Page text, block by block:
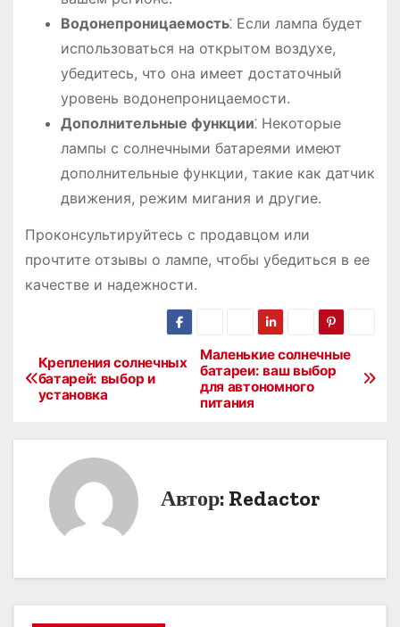
Водонепроницаемость⁚ Если лампа будет
использоваться на открытом воздухе,
убедитесь, что она имеет достаточный
уровень водонепроницаемости.
Дополнительные функции⁚ Некоторые
лампы с солнечными батареями имеют
дополнительные функции, такие как датчик
движения, режим мигания и другие.
Проконсультируйтесь с продавцом или
прочтите отзывы о лампе, чтобы убедиться в ее
качестве и надежности.
Н
ц
Маленькие солнечные
батареи: ваш выбор
для автономного
питания
Крепления солнечных
батарей: выбор и
установка
Автор: Redactor